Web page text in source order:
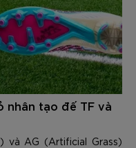
nhân tạo đế TF và
và AG (Artificial Grass)